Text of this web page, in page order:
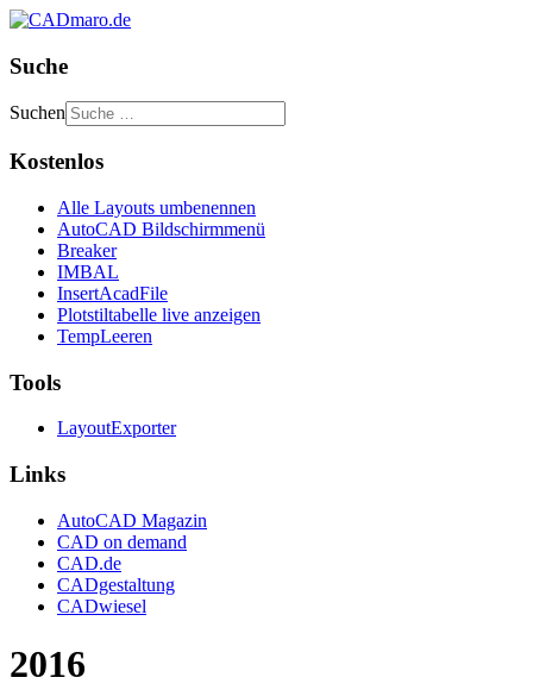
Suche
Suchen
Kostenlos
Alle Layouts umbenennen
AutoCAD Bildschirmmenü
Breaker
IMBAL
InsertAcadFile
Plotstiltabelle live anzeigen
TempLeeren
Tools
LayoutExporter
Links
AutoCAD Magazin
CAD on demand
CAD.de
CADgestaltung
CADwiesel
2016